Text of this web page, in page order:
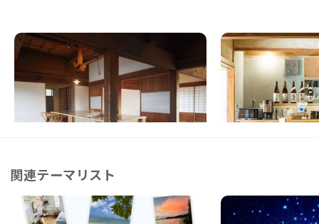
甑島B邸
戸建て
【まるっと貸切専用】島の歴史と生きるリノ
ベ古民家で離島暮らしを体験
この家からの距離 0km
甑島A邸
鹿児島県 ゲストハウス
【海岸線まで徒歩20
離島、甑島の日常を
この家からの距離 30km
関連テーマリスト